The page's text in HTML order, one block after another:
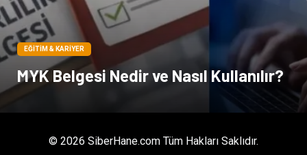
EĞITIM & KARIYER
MYK Belgesi Nedir ve Nasıl Kullanılır?
© 2026 SiberHane.com Tüm Hakları Saklıdır.